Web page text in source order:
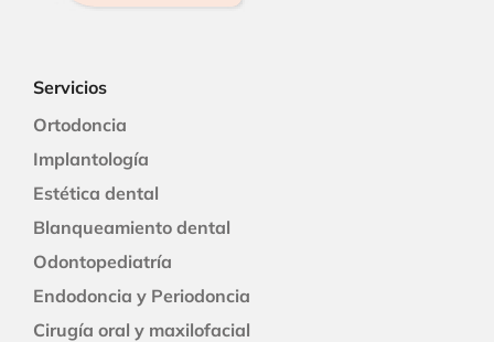
Servicios
Ortodoncia
Implantología
Estética dental
Blanqueamiento dental
Odontopediatría
Endodoncia y Periodoncia
Cirugía oral y maxilofacial